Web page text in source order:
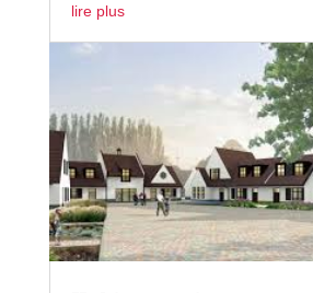
lire plus